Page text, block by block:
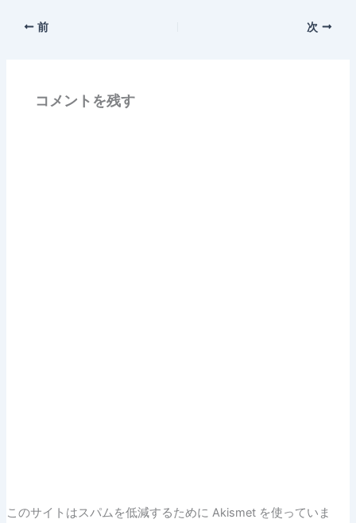
前 次
コメントを残す
このサイトはスパムを低減するために Akismet を使っていま